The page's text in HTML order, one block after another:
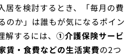
居を検討するとき、「毎月の費
のか」は誰もが気になるポイン
するには、 ①介護保険サービ
賃・食費などの生活実費の2つ